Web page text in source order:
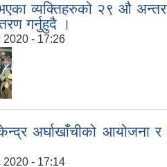
व्यक्तिहरुको २९ औ
गर्नुहुदै ।
2020 - 17:26
अर्घाखाँचीको आयोजना र
2020 - 17:14